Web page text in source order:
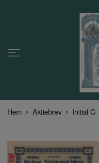
Hem Aktiebrev Initial G